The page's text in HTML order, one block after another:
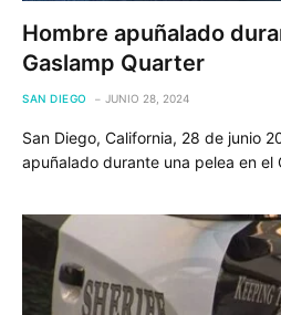
Hombre apuñalado
Gaslamp Quarter
SAN DIEGO JUNIO 28, 2024
San Diego, California, 28 de junio
apuñalado durante una pelea en el